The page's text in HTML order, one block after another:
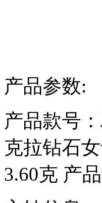
产品参数:
产品款号
克拉钻石
3.60克 产